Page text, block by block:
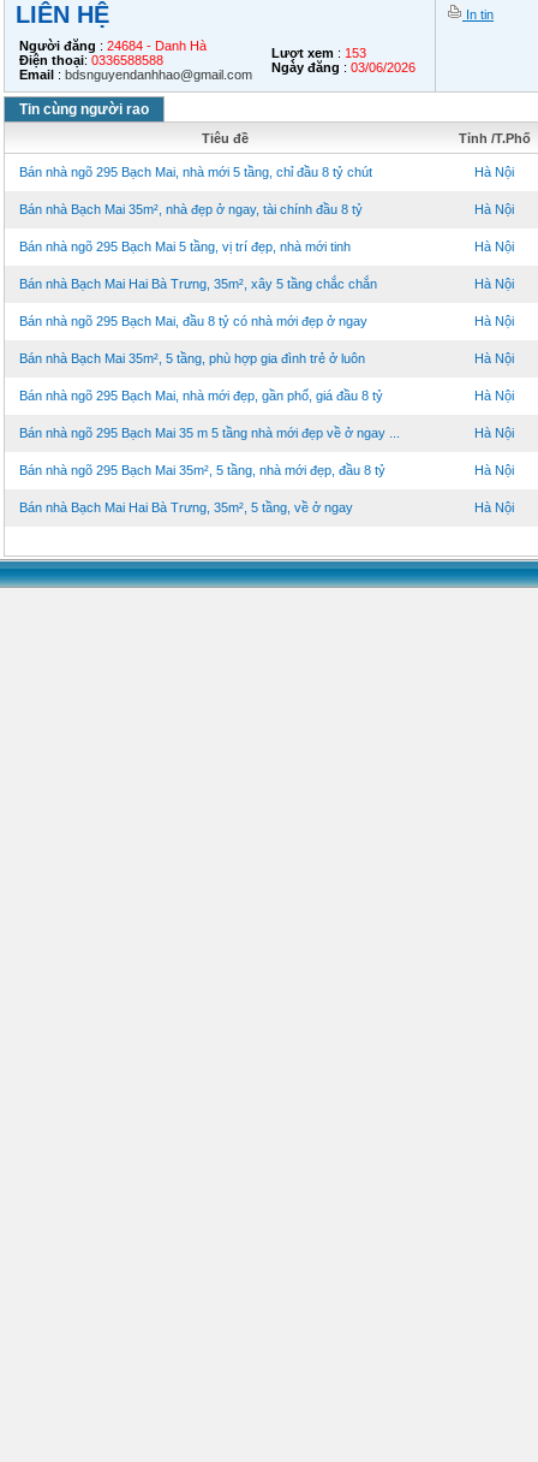
LIÊN HỆ
Người đăng : 24684 - Danh Hà
Điện thoại: 0336588588
Email : bdsnguyendanhhao@gmail.com
Lượt xem : 153
Ngày đăng : 03/06/2026
In tin
Tin cùng người rao
Tiêu đề Tỉnh /T.Phố
Bán nhà ngõ 295 Bạch Mai, nhà mới 5 tầng, chỉ đầu 8 tỷ chút Hà Nội
Bán nhà Bạch Mai 35m², nhà đẹp ở ngay, tài chính đầu 8 tỷ Hà Nội
Bán nhà ngõ 295 Bạch Mai 5 tầng, vị trí đẹp, nhà mới tinh Hà Nội
Bán nhà Bạch Mai Hai Bà Trưng, 35m², xây 5 tầng chắc chắn Hà Nội
Bán nhà ngõ 295 Bạch Mai, đầu 8 tỷ có nhà mới đẹp ở ngay Hà Nội
Bán nhà Bạch Mai 35m², 5 tầng, phù hợp gia đình trẻ ở luôn Hà Nội
Bán nhà ngõ 295 Bạch Mai, nhà mới đẹp, gần phố, giá đầu 8 tỷ Hà Nội
Bán nhà ngõ 295 Bạch Mai 35 m 5 tầng nhà mới đẹp về ở ngay ... Hà Nội
Bán nhà ngõ 295 Bạch Mai 35m², 5 tầng, nhà mới đẹp, đầu 8 tỷ Hà Nội
Bán nhà Bạch Mai Hai Bà Trưng, 35m², 5 tầng, về ở ngay Hà Nội